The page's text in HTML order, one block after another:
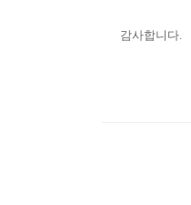
감사합니다